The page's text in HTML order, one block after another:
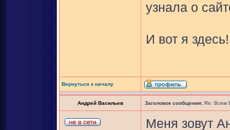
узнала о
И вот я здесь!
Вернуться к началу
Андрей Васильев Заголовок сообщения: Re: Всем
Меня зовут